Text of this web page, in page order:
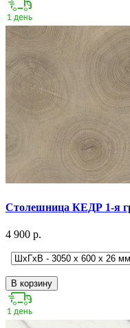
Столешница КЕДР 1-я
4 900 р.
В корзину